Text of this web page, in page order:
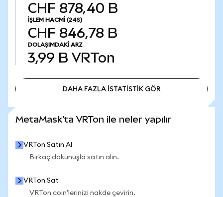
CHF 878,40 B
İŞLEM HACMI (24S)
CHF 846,78 B
DOLAŞIMDAKI ARZ
3,99 B VRTon
DAHA FAZLA İSTATİSTİK GÖR
MetaMask'ta VRTon ile neler yapılır
VRTon Satın Al
Birkaç dokunuşla satın alın.
VRTon Sat
VRTon coin'lerinizi nakde çevirin.